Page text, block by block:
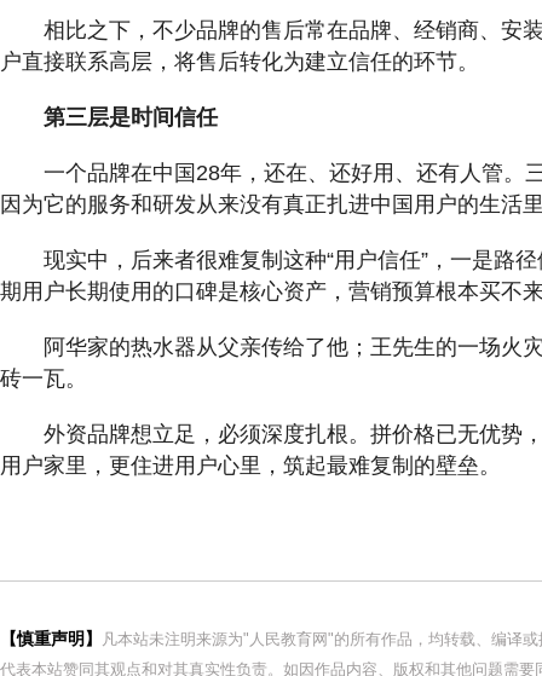
相比之下，不少品牌的售后常在品牌、经销商、安
户直接联系高层，将售后转化为建立信任的环节。
第三层是时间信任
一个品牌在中国28年，还在、还好用、还有人管。
因为它的服务和研发从来没有真正扎进中国用户的生活
现实中，后来者很难复制这种“用户信任”，一是路
期用户长期使用的口碑是核心资产，营销预算根本买不
阿华家的热水器从父亲传给了他；王先生的一场
砖一瓦。
外资品牌想立足，必须深度扎根。拼价格已无优势
用户家里，更住进用户心里，筑起最难复制的壁垒。
【慎重声明】
凡本站未注明来源为"人民教育网"的所有作品，均转载、编译
代表本站赞同其观点和对其真实性负责。如因作品内容、版权和其他问题需